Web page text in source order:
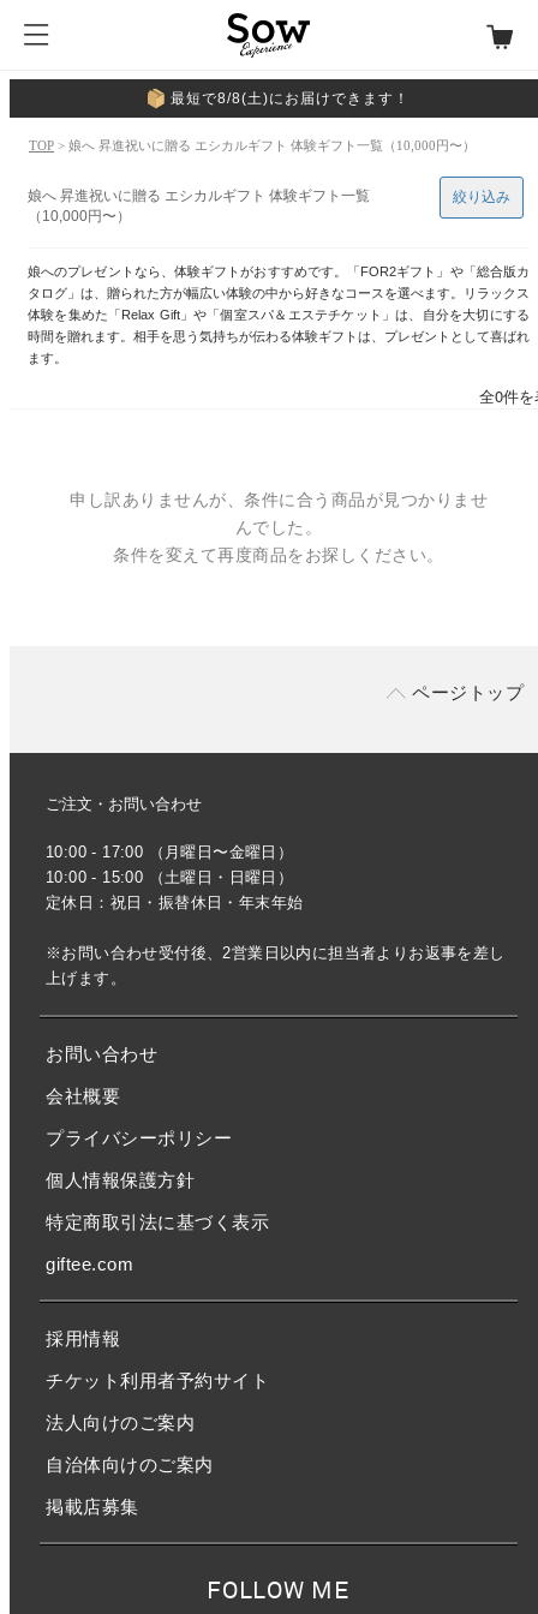
最短で8/8(土)にお届けできます！
TOP > 娘へ 昇進祝いに贈る エシカルギフト 体験ギフト一覧（10,000円〜）
娘へ 昇進祝いに贈る エシカルギフト 体験ギフト一覧
（10,000円〜）
娘へのプレゼントなら、体験ギフトがおすすめです。「FOR2ギフト」や「総合版カ
タログ」は、贈られた方が幅広い体験の中から好きなコースを選べます。リラックス
体験を集めた「Relax Gift」や「個室スパ＆エステチケット」は、自分を大切にする
時間を贈れます。相手を思う気持ちが伝わる体験ギフトは、プレゼントとして喜ばれ
ます。
絞り込み
全0件
申し訳ありませんが、条件に合う商品が見つかりませ
んでした。
条件を変えて再度商品をお探しください。
ページトップ
ご注文・お問い合わせ
10:00 - 17:00 （月曜日〜金曜日）
10:00 - 15:00 （土曜日・日曜日）
定休日：祝日・振替休日・年末年始
※お問い合わせ受付後、2営業日以内に担当者よりお返事を差し
上げます。
お問い合わせ
会社概要
プライバシーポリシー
個人情報保護方針
特定商取引法に基づく表示
giftee.com
採用情報
チケット利用者予約サイト
法人向けのご案内
自治体向けのご案内
掲載店募集
FOLLOW ME